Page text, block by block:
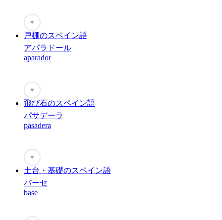
♥
戸棚のスペイン語
アパラドール
aparador
♥
飛び石のスペイン語
パサデーラ
pasadera
♥
土台・基礎のスペイン語
バーセ
base